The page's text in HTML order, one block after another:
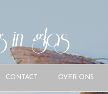
CONTACT OVER ONS